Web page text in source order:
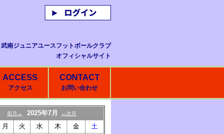
武南ジュニアユースフットボールクラブ
オフィシャルサイト
ACCESS
アクセス
CONTACT
お問い合わせ
前月← 2025年7月 →次月
月 火 水 木 金
土